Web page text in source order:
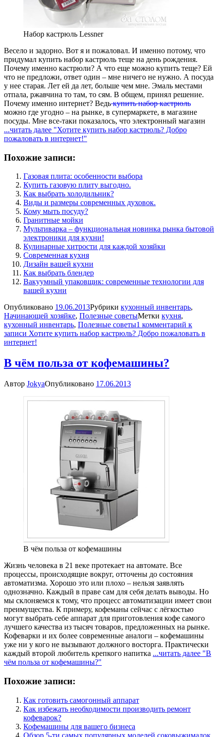
Набор кастрюль Lessner
Весело и задорно. Вот я и пожаловал. И именно потому, что
придумал купить набор кастрюль теще на день рождения.
Почему именно кастрюли? А что еще можно купить теще? Ей
что не предложи, ответ один – мне ничего не нужно. А посуда
у нее старая. Лет ей да лет, больше чем мне. Эмаль местами
отпала, ржавчина то там, то сям. В общем, принял решение.
Почему именно интернет? Ведькупить набор кастрюль
можно где угодно – на рынке, в супермаркете, в магазине
посуды. Мне все-таки показалось, что электронный магазин
...читать далее "Хотите купить набор кастрюль? Добро
пожаловать в интернет!"
Похожие записи:
Газовая плита: особенности выбора
Купить газовую плиту выгодно.
Как выбрать холодильник?
Виды и размеры современных духовок.
Кому мыть посуду?
Гранитные мойки
Мультиварка – функциональная новинка рынка бытовой
электроники для кухни!
Кулинарные хитрости для каждой хозяйки
Современная кухня
Дизайн вашей кухни
Как выбрать блендер
Вакуумный упаковщик: современные технологии для
вашей кухни
Опубликовано 19.06.2013Рубрики кухонный инвентарь,
Начинающей хозяйке, Полезные советыМетки кухня,
кухонный инвентарь, Полезные советы1 комментарий к
записи Хотите купить набор кастрюль? Добро пожаловать в
интернет!
В чём польза от кофемашины?
Автор JokyaОпубликовано 17.06.2013
В чём польза от кофемашины
Жизнь человека в 21 веке протекает на автомате. Все
процессы, происходящие вокруг, отточены до состояния
автоматизма. Хорошо это или плохо – нельзя заявлять
однозначно. Каждый в праве сам для себя делать выводы. Но
мы склоняемся к тому, что процесс автоматизации имеет свои
преимущества. К примеру, кофеманы сейчас с лёгкостью
могут выбрать себе аппарат для приготовления кофе самого
лучшего качества из тысяч товаров, предложенных на рынке.
Кофеварки и их более современные аналоги – кофемашины
уже ни у кого не вызывают должного восторга. Практически
каждый второй любитель крепкого напитка ...читать далее "В
чём польза от кофемашины?"
Похожие записи:
Как готовить самогонный аппарат
Как избежать необходимости производить ремонт
кофеварок?
Кофемашины для вашего бизнеса
Обзор 5-ти самых популярных моделей соковыжималок